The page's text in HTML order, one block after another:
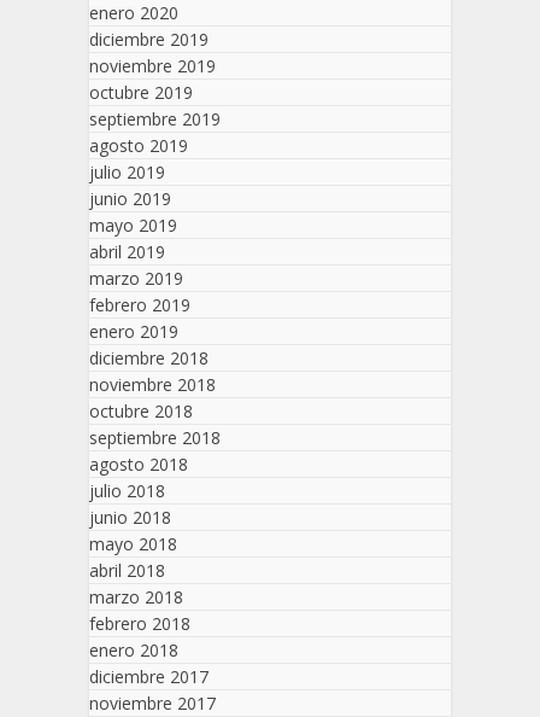
enero 2020
diciembre 2019
noviembre 2019
octubre 2019
septiembre 2019
agosto 2019
julio 2019
junio 2019
mayo 2019
abril 2019
marzo 2019
febrero 2019
enero 2019
diciembre 2018
noviembre 2018
octubre 2018
septiembre 2018
agosto 2018
julio 2018
junio 2018
mayo 2018
abril 2018
marzo 2018
febrero 2018
enero 2018
diciembre 2017
noviembre 2017